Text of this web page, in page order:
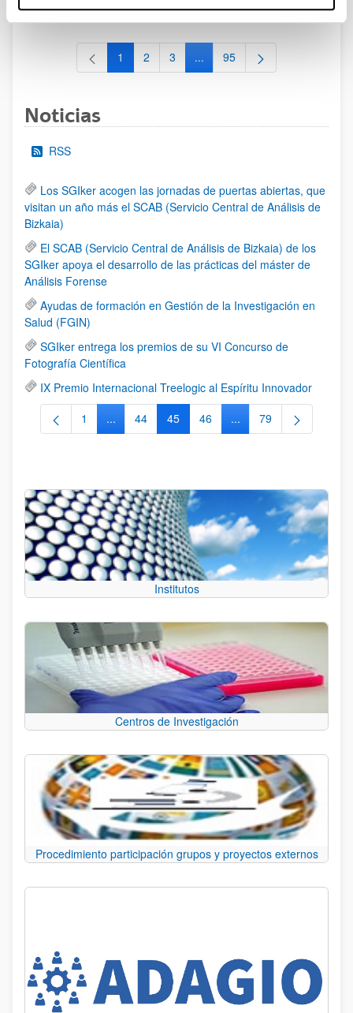
Página
1 Página
2 Página
3 ...Páginas intermedias Use TAB
Página
95
Noticias
RSS
Los SGIker acogen las jornadas de puertas abiertas, que
visitan un año más el SCAB (Servicio Central de Análisis de
Bizkaia)
El SCAB (Servicio Central de Análisis de Bizkaia) de los
SGIker apoya el desarrollo de las prácticas del máster de
Análisis Forense
Ayudas de formación en Gestión de la Investigación en
Salud (FGIN)
SGIker entrega los premios de su VI Concurso de
Fotografía Científica
IX Premio Internacional Treelogic al Espíritu Innovador
Página
1 ...Páginas intermedias Use TAB para desplazarse.
Página
44 Página
45 Página
46 ...Páginas intermedias
Página
79
Institutos
Centros de Investigación
Procedimiento participación grupos y proyectos externos